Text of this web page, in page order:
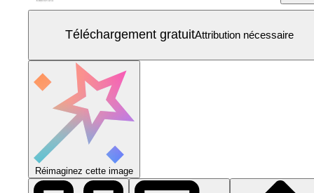
Téléchargement gratuitAttribution nécessaire
Réimaginez cette image